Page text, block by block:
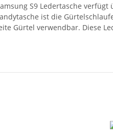
S9 Ledertasche
ist die
Gürtel verwendbar. Diese